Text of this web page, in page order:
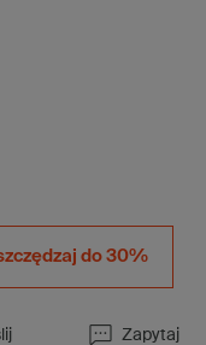
do 30%
Zapytaj